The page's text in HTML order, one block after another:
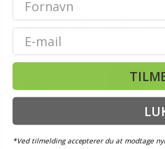
TFA Dostmann Klima-Monitor
30.3054.10 - digital termo-
hygrometer med 3 trådløse
sensorer, grå
Vis
Email
*Ved tilmelding accepterer du at modtage